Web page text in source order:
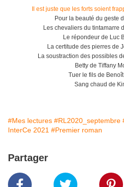
Il est juste que les forts soient
Pour la beauté du geste
Les chevaliers du tintamarre
Le répondeur de Luc
La certitude des pierres de
La soustraction des possibles
Betty de Tiffany
Tuer le fils de
Sang chaud de
#Mes lectures #RL2020_septembre
InterCe 2021 #Premier roman
Partager